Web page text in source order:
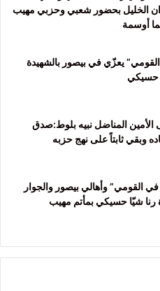
الخليل بحضور شعبي وحزبي مهيب
أوسمة
يعزّي في بيصور بالشهيدة
حسيكي
الأمين المناضل نبيه بلوط:صدق
وبقي ثابتاً على نهج حزبه
القومي” وأهالي بيصور والجوار
رنا شيّا حسيكي بمأتم مهيب